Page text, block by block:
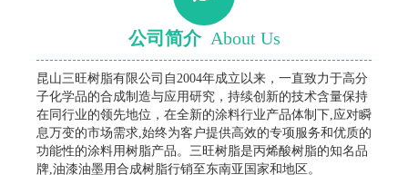
公司简介 About Us
昆山三旺树脂有限公司自2004年成立以来，一直致力于高分
子化学品的合成制造与应用研究，持续创新的技术含量保持
在同行业的领先地位，在全新的涂料行业产品体制下,应对瞬
息万变的市场需求,始终为客户提供高效的专项服务和优质的
功能性的涂料用树脂产品。三旺树脂是丙烯酸树脂的知名品
牌,油漆油墨用合成树脂行销至东南亚国家和地区。